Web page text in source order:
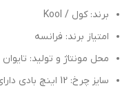
برند: کول / Kool
امتیاز برند: فرانسه
محل مونتاژ و تولید: تایوان
سایز چرخ: 12 اینچ بادی دارای تیوب